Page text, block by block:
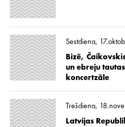
Sestdiena,
Bizē,
un ebreju
koncertzāle
Trešdiena,
Latvijas